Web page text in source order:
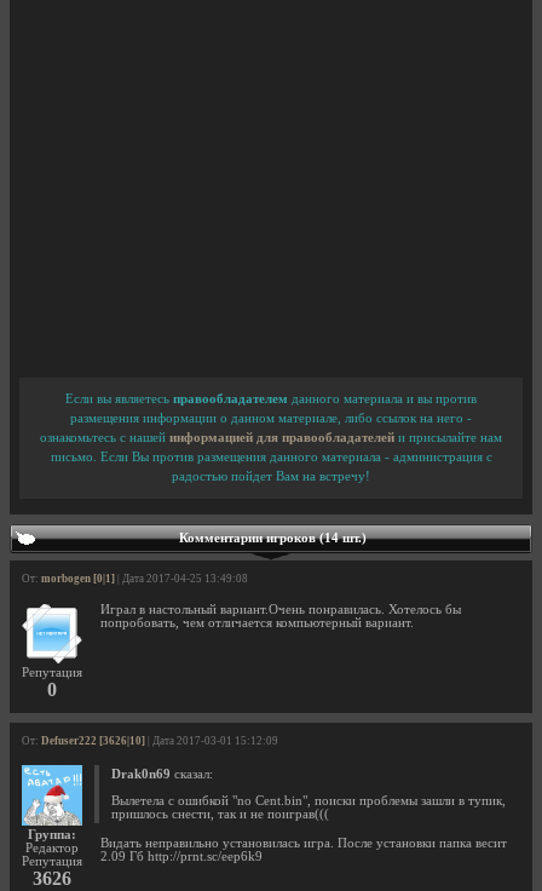
Если вы являетесь правообладателем данного материала и вы против
размещения информации о данном материале, либо ссылок на него -
ознакомьтесь с нашей информацией для правообладателей и присылайте нам
письмо. Если Вы против размещения данного материала - администрация с
радостью пойдет Вам на встречу!
Комментарии игроков (14 шт.)
От: morbogen [0|1] | Дата 2017-04-25 13:49:08
Репутация
0
Играл в настольный вариант.Очень понравилась. Хотелось бы
попробовать, чем отличается компьютерный вариант.
От: Defuser222 [3626|10] | Дата 2017-03-01 15:12:09
Группа:
Редактор
Репутация
3626
Drak0n69 сказал:
Вылетела с ошибкой "no Cent.bin", поиски проблемы зашли в тупик,
пришлось снести, так и не поиграв(((
Видать неправильно установилась игра. После установки папка весит
2.09 Гб http://prnt.sc/eep6k9